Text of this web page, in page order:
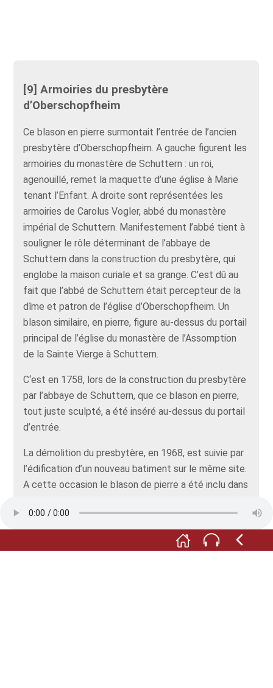
[9] Armoiries du presbytère
d’Oberschopfheim
Ce blason en pierre surmontait l’entrée de l’ancien
presbytère d’Oberschopfheim. A gauche figurent les
armoiries du monastère de Schuttern : un roi,
agenouillé, remet la maquette d’une église à Marie
tenant l’Enfant. A droite sont représentées les
armoiries de Carolus Vogler, abbé du monastère
impérial de Schuttern. Manifestement l’abbé tient à
souligner le rôle déterminant de l’abbaye de
Schuttern dans la construction du presbytère, qui
englobe la maison curiale et sa grange. C’est dû au
fait que l’abbé de Schuttern était percepteur de la
dîme et patron de l’église d’Oberschopfheim. Un
blason similaire, en pierre, figure au-dessus du portail
principal de l’église du monastère de l’Assomption
de la Sainte Vierge à Schuttern.
C‘est en 1758, lors de la construction du presbytère
par l’abbaye de Schuttern, que ce blason en pierre,
tout juste sculpté, a été inséré au-dessus du portail
d’entrée.
La démolition du presbytère, en 1968, est suivie par
l’édification d’un nouveau batiment sur le même site.
A cette occasion le blason de pierre a été inclu dans
2022, la pierre est tellement dégradée que
l’association historique d’Oberschopfheim suggère
de restaurer le blason puis de le protéger.